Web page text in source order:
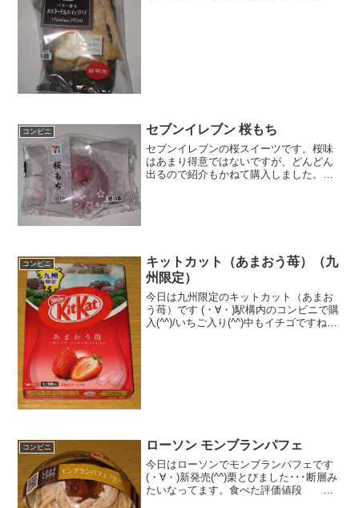
コンビニ セブンイレブン 桜もち
セブンイレブンの桜スイーツです。桜味
はあまり得意ではないですが、どんどん
出るので紹介もかねて購入しました。桜
コンビニ
キットカット（あまおう苺）（九
州限定）
今日は九州限定のキットカット（あまお
う苺）です (・∀・)駅構内のコンビニで購
入(^^)/いちご入り(^^)中もイチゴですね
コンビニ ローソン モンブランパフェ
今日はローソンでモンブランパフェです
(・∀・)新発売(^^)栗とびました･･･断層み
たいなってます。食べた評価値段